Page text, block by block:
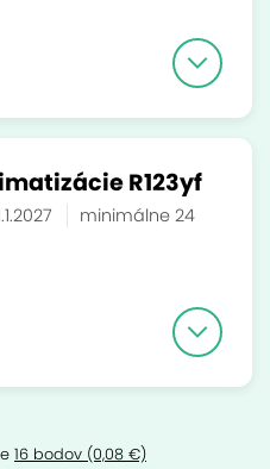
R123yf
minimálne 24
16 bodov (0,08 €)